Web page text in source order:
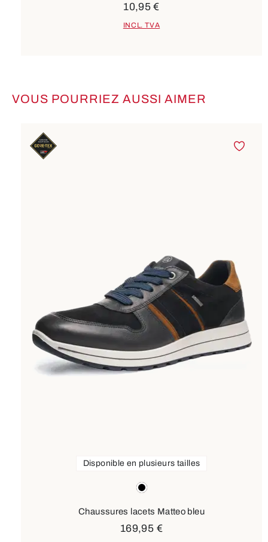
10,95 €
INCL. TVA
Ignorer la galerie de produits
VOUS POURRIEZ AUSSI AIMER
noir
Disponible en plusieurs tailles
Chaussures lacets Matteo bleu
169,95 €